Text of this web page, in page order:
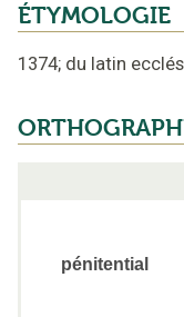
ÉTYMOLOGIE
1374; du latin
pénitential